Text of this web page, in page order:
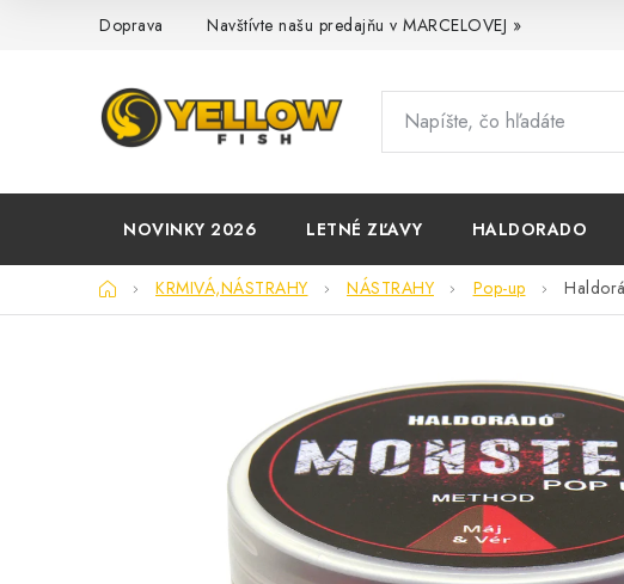
Doprava Navštívte našu predajňu v MARCELOVEJ »
NOVINKY 2026 LETNÉ ZĽAVY HALDORADO
DomovKRMIVÁ,NÁSTRAHY NÁSTRAHY Pop-up